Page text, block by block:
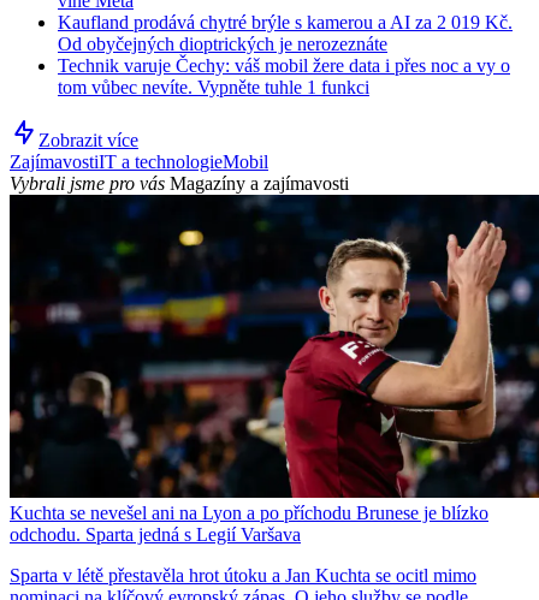
Kaufland prodává chytré brýle s kamerou a AI za 2 019 Kč.
Od obyčejných dioptrických je nerozeznáte
Technik varuje Čechy: váš mobil žere data i přes noc a vy o
tom vůbec nevíte. Vypněte tuhle 1 funkci
Zobrazit více
ZajímavostiIT a technologieMobil
Vybrali jsme pro vás Magazíny a zajímavosti
Kuchta se nevešel ani na Lyon a po příchodu Brunese je blízko
odchodu. Sparta jedná s Legií Varšava
Sparta v létě přestavěla hrot útoku a Jan Kuchta se ocitl mimo